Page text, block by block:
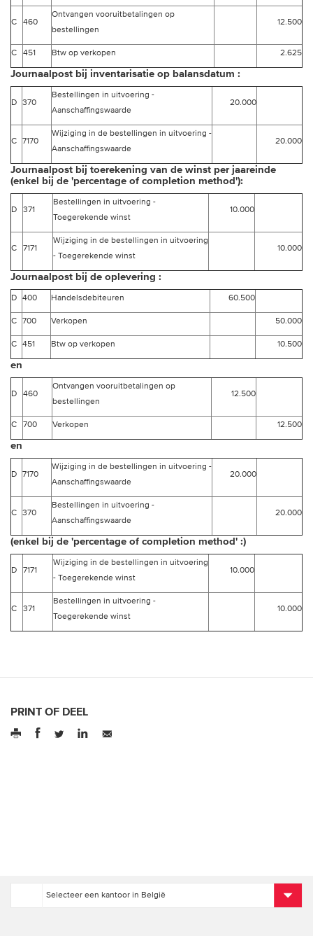
C 460
Ontvangen vooruitbetalingen op
bestellingen
12.500
C 451 Btw op verkopen 2.625
Journaalpost bij inventarisatie op balansdatum :
D 370
Bestellingen in uitvoering -
Aanschaffingswaarde
20.000
C 7170
Wijziging in de bestellingen in uitvoering -
Aanschaffingswaarde
20.000
Journaalpost bij toerekening van de winst per jaareinde
(enkel bij de 'percentage of completion method'):
D 371
Bestellingen in uitvoering -
Toegerekende winst
10.000
C 7171
Wijziging in de bestellingen in uitvoering
- Toegerekende winst
10.000
Journaalpost bij de oplevering :
D 400 Handelsdebiteuren
60.500
C 700 Verkopen
50.000
C 451 Btw op verkopen 10.500
en
D 460
Ontvangen vooruitbetalingen op
bestellingen
12.500
C 700 Verkopen 12.500
en
D 7170
Wijziging in de bestellingen in uitvoering -
Aanschaffingswaarde
20.000
C 370
Bestellingen in uitvoering -
Aanschaffingswaarde
20.000
(enkel bij de 'percentage of completion method' :)
D 7171
Wijziging in de bestellingen in uitvoering
- Toegerekende winst
10.000
C 371
Bestellingen in uitvoering -
Toegerekende winst
10.000
PRINT OF DEEL